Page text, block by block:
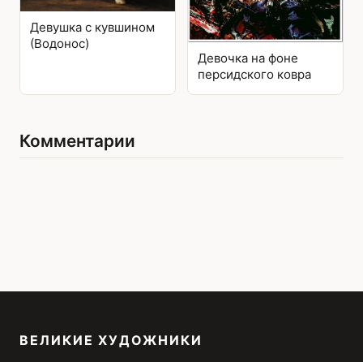
Девушка с кувшином
(Водонос)
Девочка на фоне
персидского ковра
Комментарии
ВЕЛИКИЕ ХУДОЖНИКИ